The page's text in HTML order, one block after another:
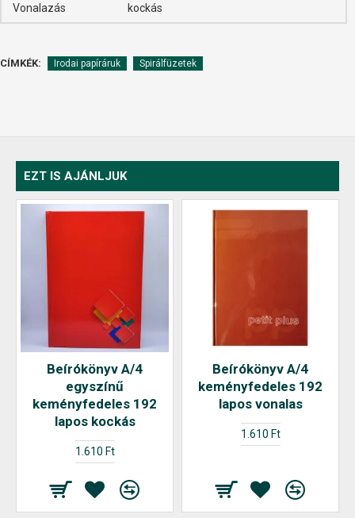
Vonalazás kockás
CÍMKÉK: Irodai papíráruk Spirálfüzetek
EZT IS AJÁNLJUK
Beírókönyv A/4
egyszínű
keményfedeles 192
lapos kockás
1.610 Ft
Beírókönyv A/4
keményfedeles 192
lapos vonalas
1.610 Ft